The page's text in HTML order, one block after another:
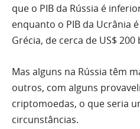
que o PIB da Rússia é
enquanto o PIB da Ucrânia
Grécia, de cerca de US$ 200
Mas alguns na Rússia têm
outros, com alguns
criptomoedas, o que seria
circunstâncias.